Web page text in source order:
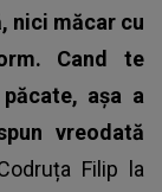
nici măcar cu
Cand te
așa a
vreodată
Filip la